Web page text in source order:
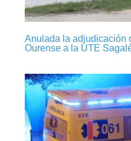
Anulada la adjudicación
Ourense a la UTE